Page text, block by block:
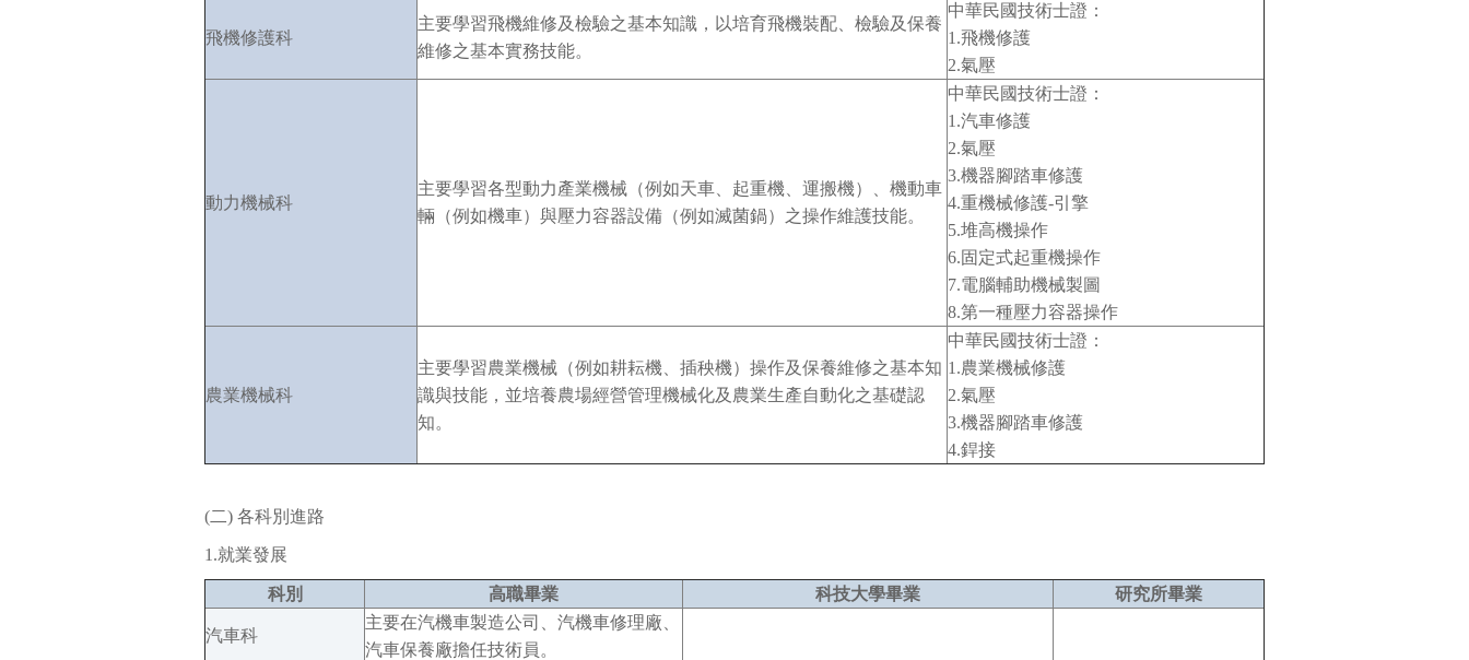
飛機修護科
主要學習飛機維修及檢驗之基本知識，以培育飛機裝配、檢驗及保養
維修之基本實務技能。
中華民國技術士證：
1.飛機修護
2.氣壓
動力機械科
主要學習各型動力產業機械（例如天車、起重機、運搬機）、機動車
輛（例如機車）與壓力容器設備（例如滅菌鍋）之操作維護技能。
中華民國技術士證：
1.汽車修護
2.氣壓
3.機器腳踏車修護
4.重機械修護-引擎
5.堆高機操作
6.固定式起重機操作
7.電腦輔助機械製圖
8.第一種壓力容器操作
農業機械科
主要學習農業機械（例如耕耘機、插秧機）操作及保養維修之基本知
識與技能，並培養農場經營管理機械化及農業生產自動化之基礎認
知。
中華民國技術士證：
1.農業機械修護
2.氣壓
3.機器腳踏車修護
4.銲接
(二) 各科別進路
1.就業發展
科別 高職畢業 科技大學畢業 研究所畢業
汽車科
主要在汽機車製造公司、汽機車修理廠、
汽車保養廠擔任技術員。